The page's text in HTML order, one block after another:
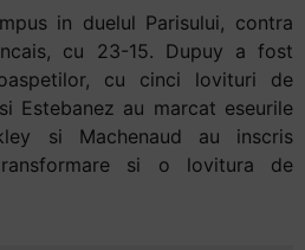
in duelul Parisului, contra
cu 23-15. Dupuy a fost
cu cinci lovituri de
Estebanez au marcat eseurile
si Machenaud au inscris
si o lovitura de